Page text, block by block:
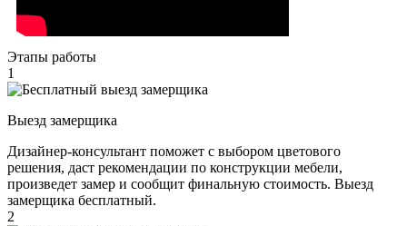
Этапы работы
1
Выезд замерщика
Дизайнер-консультант поможет с выбором цветового
решения, даст рекомендации по конструкции мебели,
произведет замер и сообщит финальную стоимость. Выезд
замерщика бесплатный.
2